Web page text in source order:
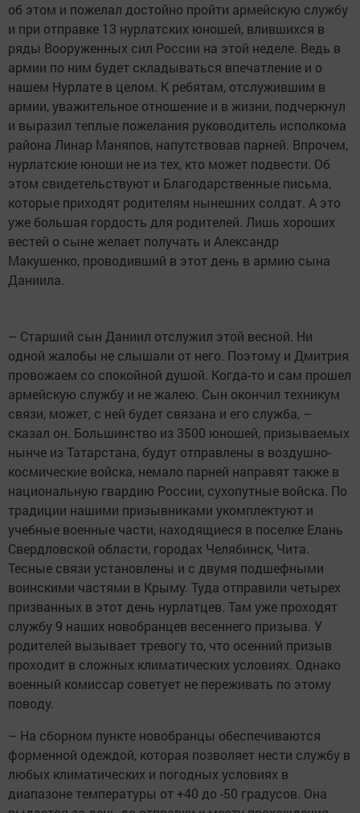
об этом и пожелал достойно пройти армейскую службу
и при отправке 13 нурлатских юношей, влившихся в
ряды Вооруженных сил России на этой неделе. Ведь в
армии по ним будет складываться впечатление и о
нашем Нурлате в целом. К ребятам, отслужившим в
армии, уважительное отношение и в жизни, подчеркнул
и выразил теплые пожелания руководитель исполкома
района Линар Маняпов, напутствовав парней. Впрочем,
нурлатские юноши не из тех, кто может подвести. Об
этом свидетельствуют и Благодарственные письма,
которые приходят родителям нынешних солдат. А это
уже большая гордость для родителей. Лишь хороших
вестей о сыне желает получать и Александр
Макушенко, проводивший в этот день в армию сына
Даниила.
– Старший сын Даниил отслужил этой весной. Ни
одной жалобы не слышали от него. Поэтому и Дмитрия
провожаем со спокойной душой. Когда-то и сам прошел
армейскую службу и не жалею. Сын окончил техникум
связи, может, с ней будет связана и его служба, –
сказал он. Большинство из 3500 юношей, призываемых
нынче из Татарстана, будут отправлены в воздушно-
космические войска, немало парней направят также в
национальную гвардию России, сухопутные войска. По
традиции нашими призывниками укомплектуют и
учебные военные части, находящиеся в поселке Елань
Свердловской области, городах Челябинск, Чита.
Тесные связи установлены и с двумя подшефными
воинскими частями в Крыму. Туда отправили четырех
призванных в этот день нурлатцев. Там уже проходят
службу 9 наших новобранцев весеннего призыва. У
родителей вызывает тревогу то, что осенний призыв
проходит в сложных климатических условиях. Однако
военный комиссар советует не переживать по этому
поводу.
– На сборном пункте новобранцы обеспечиваются
форменной одеждой, которая позволяет нести службу в
любых климатических и погодных условиях в
диапазоне температуры от +40 до -50 градусов. Она